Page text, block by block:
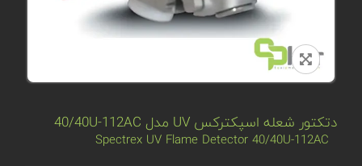
دتکتور شعله اسپکترکس UV مدل 40/40U-112AC
Spectrex UV Flame Detector 40/40U-112AC